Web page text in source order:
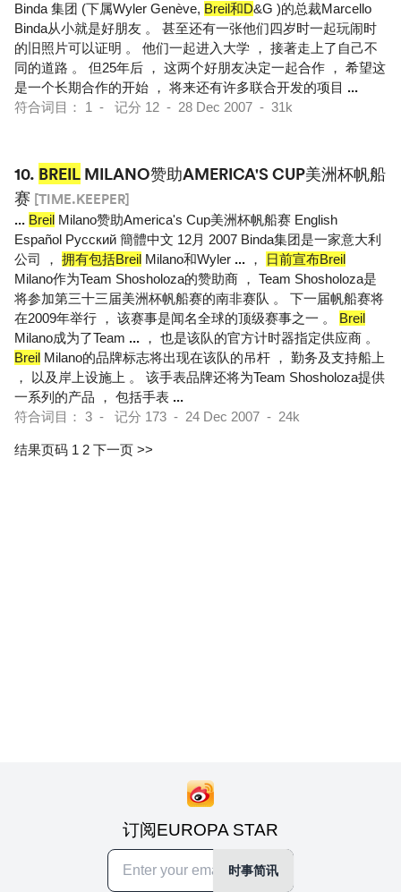
Binda 集团 (下属Wyler Genève, Breil和D&G )的总裁Marcello
Binda从小就是好朋友 。 甚至还有一张他们四岁时一起玩闹时
的旧照片可以证明 。 他们一起进入大学 ， 接著走上了自己不
同的道路 。 但25年后 ， 这两个好朋友决定一起合作 ， 希望这
是一个长期合作的开始 ， 将来还有许多联合开发的项目 ...
符合词目： 1 - 记分 12 - 28 Dec 2007 - 31k
10. BREIL MILANO赞助AMERICA'S CUP美洲杯帆船
赛 [TIME.KEEPER]
... Breil Milano赞助America's Cup美洲杯帆船赛 English
Español Pусский 簡體中文 12月 2007 Binda集团是一家意大利
公司 ， 拥有包括Breil Milano和Wyler ... ，
日前宣布Breil
Milano作为Team Shosholoza的赞助商 ， Team Shosholoza是
将参加第三十三届美洲杯帆船赛的南非赛队 。 下一届帆船赛将
在2009年举行 ， 该赛事是闻名全球的顶级赛事之一 。 Breil
Milano成为了Team ... ， 也是该队的官方计时器指定供应商 。
Breil Milano的品牌标志将出现在该队的吊杆 ， 勤务及支持船上
， 以及岸上设施上 。 该手表品牌还将为Team Shosholoza提供
一系列的产品 ， 包括手表 ...
符合词目： 3 - 记分 173 - 24 Dec 2007 - 24k
结果页码 1 2 下一页 >>
订阅EUROPA STAR
时事简讯